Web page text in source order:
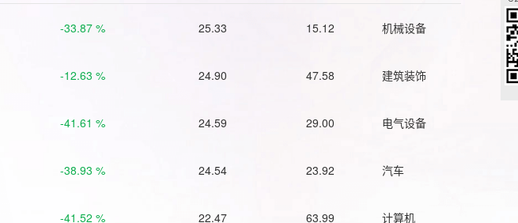
-33.87 % 25.33 15.12 机械设备
-12.63 % 24.90 47.58 建筑装饰
-41.61 % 24.59 29.00 电气设备
-38.93 % 24.54 23.92 汽车
-41.52 % 22.47 63.99 计算机